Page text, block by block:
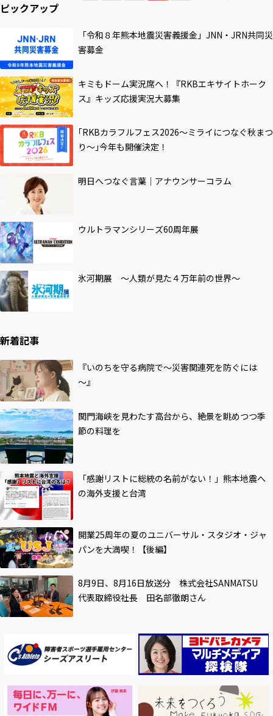
ピックアップ
「令和８年熊本地震災害義援金」JNN・JRN共同災
害募金
キミもドーム実況席へ！『RKBエキサイトホーク
ス』キッズ応援実況大募集
｢RKBカラフルフェス2026～ミライにつなぐ秋まつ
り～｣今年も開催決定！
明日へつなぐ言葉｜アナウンサーコラム
ウルトラマンシリーズ60周年展
氷河期展 ～人類が見た４万年前の世界～
新着記事
『いのちを守る病院で～災害関連死を防ぐには
～』
関門海峡を見わたす高台から、絶景を眺めつつ季
節の料理を
「感謝リストに総統の名前がない！」熊本地震へ
の海外支援と台湾
開業25周年の夏のユニバーサル・スタジオ・ジャ
パンを大満喫！【後編】
8月9日、8月16日放送分 株式会社SANMATSU
代表取締役社長 田名部徹朗さん